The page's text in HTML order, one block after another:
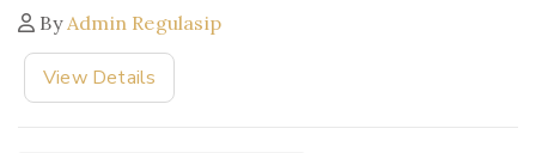
ByAdmin Regulasip
View Details